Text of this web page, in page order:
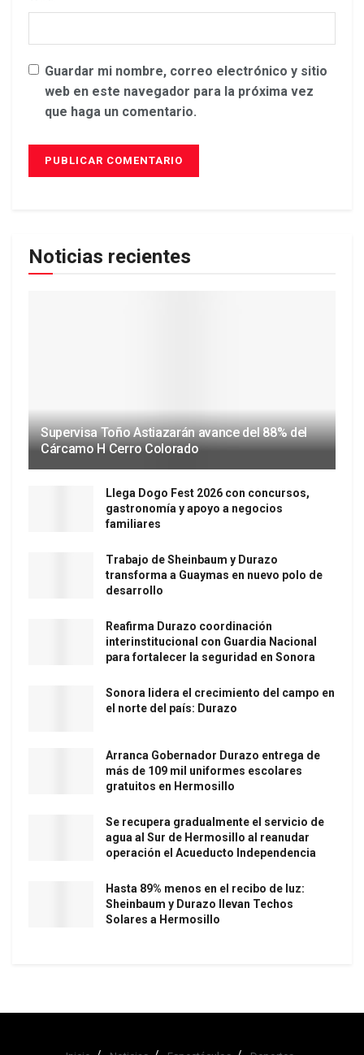
Guardar mi nombre, correo electrónico y sitio
web en este navegador para la próxima vez
que haga un comentario.
Noticias recientes
Supervisa Toño Astiazarán avance del 88% del
Cárcamo H Cerro Colorado
Llega Dogo Fest 2026 con concursos,
gastronomía y apoyo a negocios
familiares
Trabajo de Sheinbaum y Durazo
transforma a Guaymas en nuevo polo de
desarrollo
Reafirma Durazo coordinación
interinstitucional con Guardia Nacional
para fortalecer la seguridad en Sonora
Sonora lidera el crecimiento del campo en
el norte del país: Durazo
Arranca Gobernador Durazo entrega de
más de 109 mil uniformes escolares
gratuitos en Hermosillo
Se recupera gradualmente el servicio de
agua al Sur de Hermosillo al reanudar
operación el Acueducto Independencia
Hasta 89% menos en el recibo de luz:
Sheinbaum y Durazo llevan Techos
Solares a Hermosillo